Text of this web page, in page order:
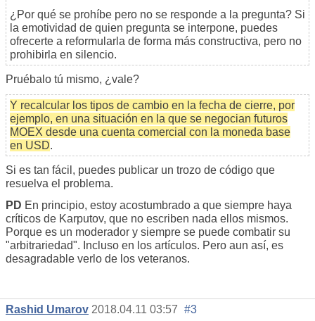
¿Por qué se prohíbe pero no se responde a la pregunta? Si
la emotividad de quien pregunta se interpone, puedes
ofrecerte a reformularla de forma más constructiva, pero no
prohibirla en silencio.
Pruébalo tú mismo, ¿vale?
Y recalcular los tipos de cambio en la fecha de cierre, por
ejemplo, en una situación en la que se negocian futuros
MOEX desde una cuenta comercial con la moneda base
en USD.
Si es tan fácil, puedes publicar un trozo de código que
resuelva el problema.
PD En principio, estoy acostumbrado a que siempre haya
críticos de Karputov, que no escriben nada ellos mismos.
Porque es un moderador y siempre se puede combatir su
"arbitrariedad". Incluso en los artículos. Pero aun así, es
desagradable verlo de los veteranos.
Rashid Umarov 2018.04.11 03:57 #3